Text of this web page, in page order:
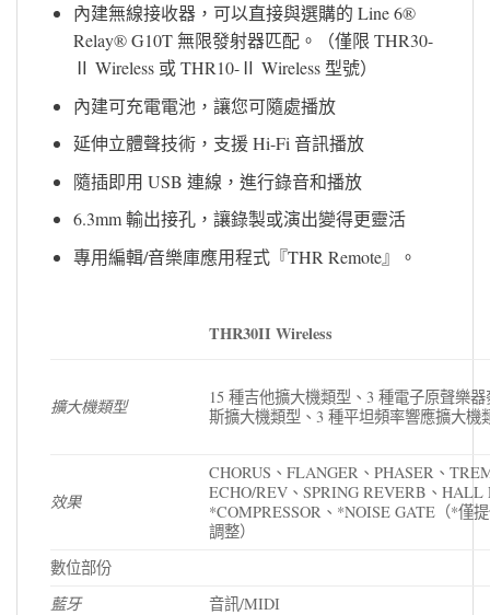
內建無線接收器，可以直接與選購的 Line 6®
Relay® G10T 無限發射器匹配。（僅限 THR30-
Ⅱ Wireless 或 THR10-Ⅱ Wireless 型號）
內建可充電電池，讓您可隨處播放
延伸立體聲技術，支援 Hi-Fi 音訊播放
隨插即用 USB 連線，進行錄音和播放
6.3mm 輸出接孔，讓錄製或演出變得更靈活
專用編輯/音樂庫應用程式『THR Remote』。
THR30II Wireless
擴大機類型
15 種吉他擴大機類型、3 種電子原聲樂
斯擴大機類型、3 種平坦頻率響應擴大機
效果
CHORUS、FLANGER、PHASER、
ECHO/REV、SPRING REVERB、HALL
*COMPRESSOR、*NOISE GATE（*僅
調整）
數位部份
藍牙
音訊/MIDI